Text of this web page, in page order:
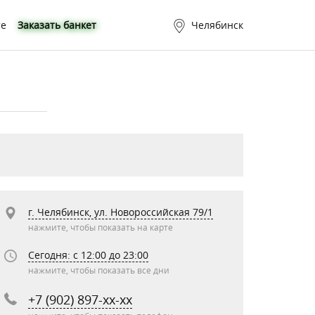
Заказать банкет Челябинск
г. Челябинск, ул. Новороссийская 79/1
нажмите, чтобы показать на карте
Сегодня: c 12:00 до 23:00
нажмите, чтобы показать все дни
+7 (902) 897-xx-xx